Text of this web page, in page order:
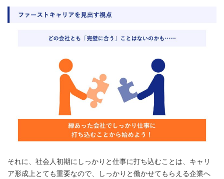
それに、社会人初期にしっかりと仕事に打ち込むことは、キャリ
ア形成上とても重要なので、しっかりと働かせてもらえる企業へ